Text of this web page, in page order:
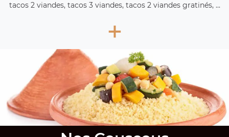
tacos 2 viandes, tacos 3 viandes, tacos 2 viandes gratinés, ...
+